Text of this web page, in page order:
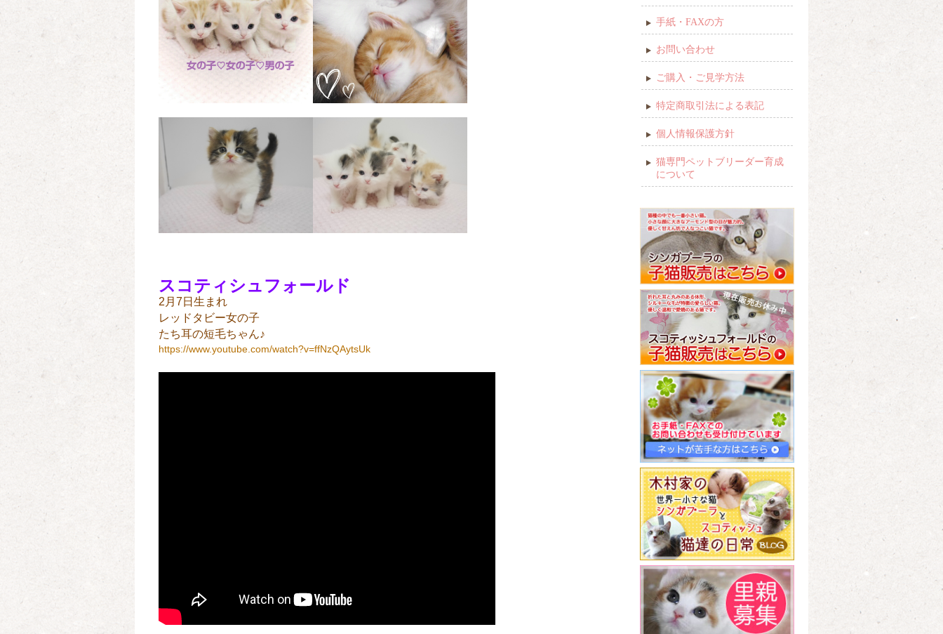
スコティシュフォールド
2月7日生まれ
レッドタビー女の子
たち耳の短毛ちゃん♪
https://www.youtube.com/watch?v=ffNzQAytsUk
手紙・FAXの方
お問い合わせ
ご購入・ご見学方法
特定商取引法による表記
個人情報保護方針
猫専門ペットブリーダー育成
について